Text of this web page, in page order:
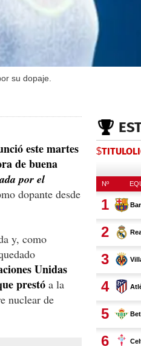
su dopaje.
este martes
de buena
por el
dopante desde
y, como
Unidas
prestó a la
nuclear de